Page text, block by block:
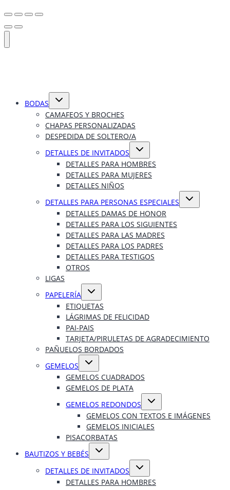
BODAS
Alternar
hijo
CAMAFEOS Y BROCHES
CHAPAS PERSONALIZADAS
DESPEDIDA DE SOLTERO/A
DETALLES DE INVITADOS
Alternar
hijo
DETALLES PARA HOMBRES
DETALLES PARA MUJERES
DETALLES NIÑOS
DETALLES PARA PERSONAS ESPECIALES
Alternar
DETALLES DAMAS DE HONOR
DETALLES PARA LOS SIGUIENTES
DETALLES PARA LAS MADRES
DETALLES PARA LOS PADRES
DETALLES PARA TESTIGOS
OTROS
LIGAS
PAPELERÍA
Alternar
hijo
ETIQUETAS
LÁGRIMAS DE FELICIDAD
PAI-PAIS
TARJETA/PIRULETAS DE AGRADECIMIENTO
PAÑUELOS BORDADOS
GEMELOS
Alternar
hijo
GEMELOS CUADRADOS
GEMELOS DE PLATA
GEMELOS REDONDOS
Alternar
hijo
GEMELOS CON TEXTOS E IMÁGENES
GEMELOS INICIALES
PISACORBATAS
BAUTIZOS Y BEBÉS
Alternar
DETALLES DE INVITADOS
Alternar
hijo
DETALLES PARA HOMBRES